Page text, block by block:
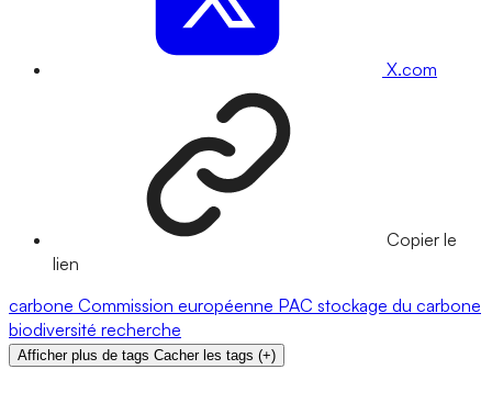
X.com
Copier le
lien
carbone Commission européenne PAC stockage du carbone
biodiversité recherche
Afficher plus de tags Cacher les tags (+)